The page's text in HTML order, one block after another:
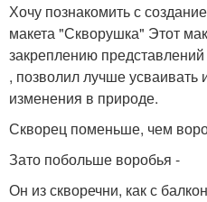
Хочу познакомить с
макета "Скворушка" Этот
закреплению
, позволил лучше усваивать
изменения в природе.
Скворец поменьше, чем
Зато побольше воробья -
Он из скворечни, как с